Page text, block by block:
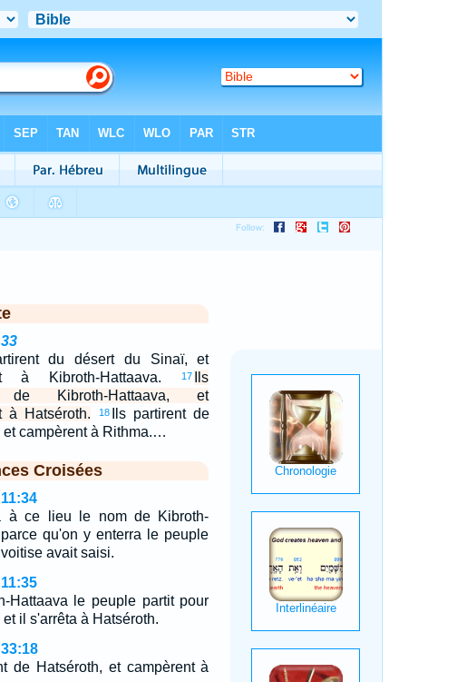
du désert du Sinaï, et
à Kibroth-Hattaava.
17
Ils
de Kibroth-Hattaava, et
à Hatséroth.
18
Ils partirent de
et campèrent à Rithma.…
Croisées
à ce lieu le nom de Kibroth-
qu'on y enterra le peuple
avait saisi.
Hattaava le peuple partit pour
et il s'arrêta à Hatséroth.
de Hatséroth, et campèrent à